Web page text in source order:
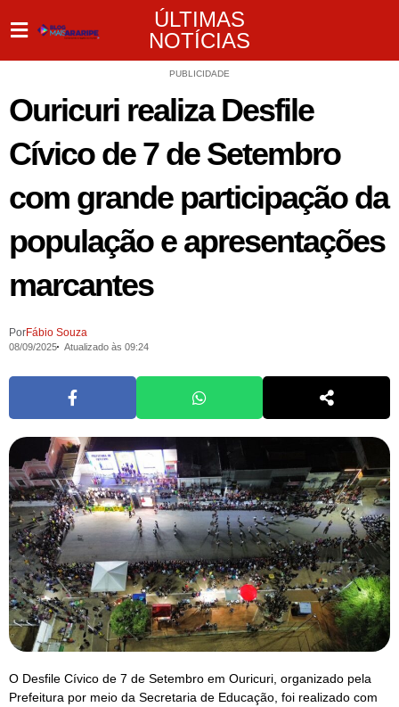
ÚLTIMAS
NOTÍCIAS
PUBLICIDADE
Ouricuri realiza Desfile
Cívico de 7 de Setembro
com grande participação da
população e apresentações
marcantes
PorFábio Souza
08/09/2025 Atualizado às 09:24
O Desfile Cívico de 7 de Setembro em Ouricuri, organizado pela
Prefeitura por meio da Secretaria de Educação, foi realizado com